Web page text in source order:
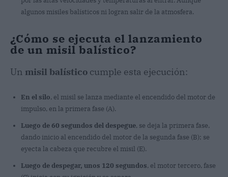
algunos misiles balísticos ni logran salir de la atmosfera.
¿Cómo se ejecuta el lanzamiento
de un misil balístico?
Un misil balístico cumple esta ejecución:
En el silo, el misil se lanza mediante el encendido del motor de
impulso, en la primera fase (A).
Luego de 60 segundos del despegue, se deja la primera fase,
dando inicio al encendido del motor de la segunda fase (B); se
eyecta la cabeza que recubre el misil (E).
Luego de despegar, unos 120 segundos, el motor tercero, fase